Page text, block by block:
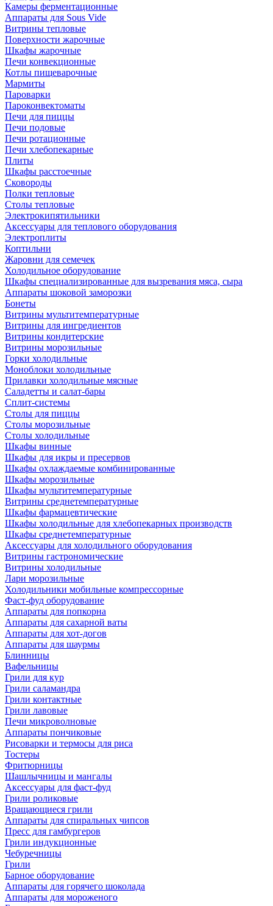
Камеры ферментационные
Аппараты для Sous Vide
Витрины тепловые
Поверхности жарочные
Шкафы жарочные
Печи конвекционные
Котлы пищеварочные
Мармиты
Пароварки
Пароконвектоматы
Печи для пиццы
Печи подовые
Печи ротационные
Печи хлебопекарные
Плиты
Шкафы расстоечные
Сковороды
Полки тепловые
Столы тепловые
Электрокипятильники
Аксессуары для теплового оборудования
Электроплиты
Коптильни
Жаровни для семечек
Холодильное оборудование
Шкафы специализированные для вызревания мяса, сыра
Аппараты шоковой заморозки
Бонеты
Витрины мультитемпературные
Витрины для ингредиентов
Витрины кондитерские
Витрины морозильные
Горки холодильные
Моноблоки холодильные
Прилавки холодильные мясные
Саладетты и салат-бары
Сплит-системы
Столы для пиццы
Столы морозильные
Столы холодильные
Шкафы винные
Шкафы для икры и пресервов
Шкафы охлаждаемые комбинированные
Шкафы морозильные
Шкафы мультитемпературные
Витрины среднетемпературные
Шкафы фармацевтические
Шкафы холодильные для хлебопекарных производств
Шкафы среднетемпературные
Аксессуары для холодильного оборудования
Витрины гастрономические
Витрины холодильные
Лари морозильные
Холодильники мобильные компрессорные
Фаст-фуд оборудование
Аппараты для попкорна
Аппараты для сахарной ваты
Аппараты для хот-догов
Аппараты для шаурмы
Блинницы
Вафельницы
Грили для кур
Грили саламандра
Грили контактные
Грили лавовые
Печи микроволновые
Аппараты пончиковые
Рисоварки и термосы для риса
Тостеры
Фритюрницы
Шашлычницы и мангалы
Аксессуары для фаст-фуд
Грили роликовые
Вращающиеся грили
Аппараты для спиральных чипсов
Пресс для гамбургеров
Грили индукционные
Чебуречницы
Грили
Барное оборудование
Аппараты для горячего шоколада
Аппараты для мороженого